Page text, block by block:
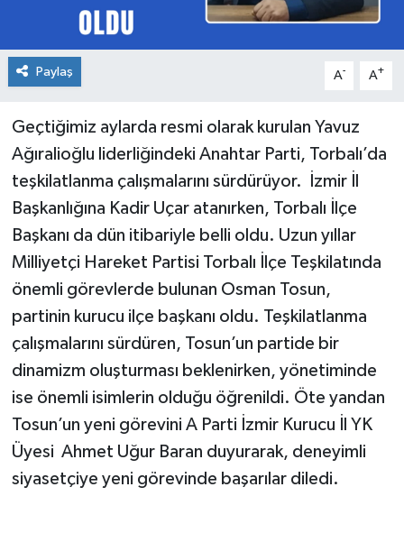
Paylaş A- A+
Geçtiğimiz aylarda resmi olarak kurulan Yavuz
Ağıralioğlu liderliğindeki Anahtar Parti, Torbalı’da
teşkilatlanma çalışmalarını sürdürüyor. İzmir İl
Başkanlığına Kadir Uçar atanırken, Torbalı İlçe
Başkanı da dün itibariyle belli oldu. Uzun yıllar
Milliyetçi Hareket Partisi Torbalı İlçe Teşkilatında
önemli görevlerde bulunan Osman Tosun,
partinin kurucu ilçe başkanı oldu. Teşkilatlanma
çalışmalarını sürdüren, Tosun’un partide bir
dinamizm oluşturması beklenirken, yönetiminde
ise önemli isimlerin olduğu öğrenildi. Öte yandan
Tosun’un yeni görevini A Parti İzmir Kurucu İl YK
Üyesi Ahmet Uğur Baran duyurarak, deneyimli
siyasetçiye yeni görevinde başarılar diledi.